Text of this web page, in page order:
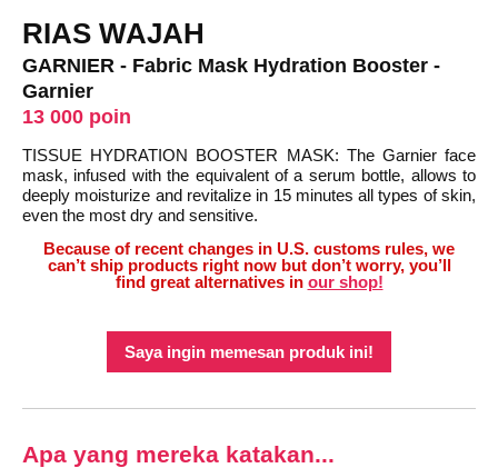
RIAS WAJAH
GARNIER - Fabric Mask Hydration Booster -
Garnier
13 000 poin
TISSUE HYDRATION BOOSTER MASK: The Garnier face
mask, infused with the equivalent of a serum bottle, allows to
deeply moisturize and revitalize in 15 minutes all types of skin,
even the most dry and sensitive.
Because of recent changes in U.S. customs rules, we
can’t ship products right now but don’t worry, you’ll
find great alternatives in our shop!
Saya ingin memesan produk ini!
Apa yang mereka katakan...